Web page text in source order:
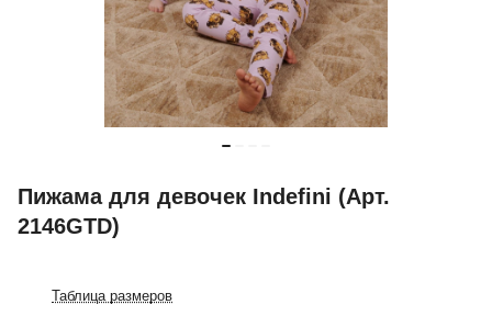
Пижама для девочек Indefini (Арт.
2146GTD)
Таблица размеров